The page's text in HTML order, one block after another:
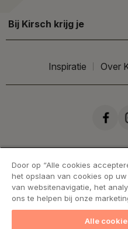
Bij Kirsch krijg je
Inspiratie Over
Door op “Alle cookies
het opslaan van cookies op
van websitenavigatie, het
ons te helpen bij onze
Alle